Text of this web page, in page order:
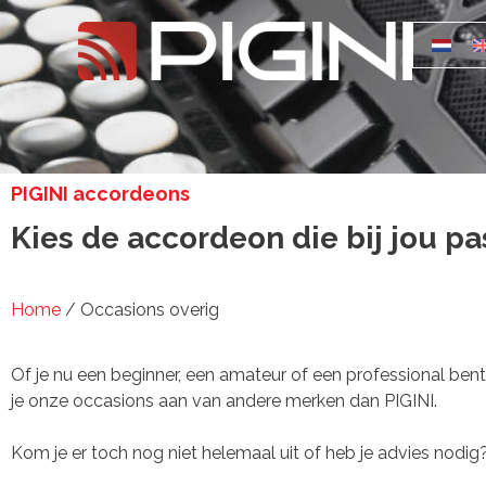
PIGINI accordeons
Kies de accordeon die bij jou
Home / Occasions overig
Of je nu een beginner, een amateur of een professional
je onze occasions aan van andere merken dan PIGINI.
Kom je er toch nog niet helemaal uit of heb je advies